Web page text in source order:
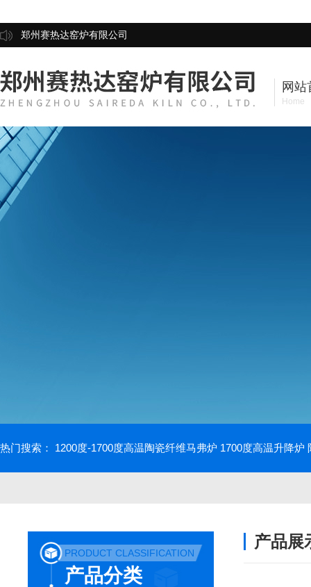
郑州赛热达窑炉有限公司
网站
Home
热门搜索： 1200度-1700度高温陶瓷纤维马弗炉 1700度高温升降炉
PRODUCT CLASSIFICATION
产品分类
产品展